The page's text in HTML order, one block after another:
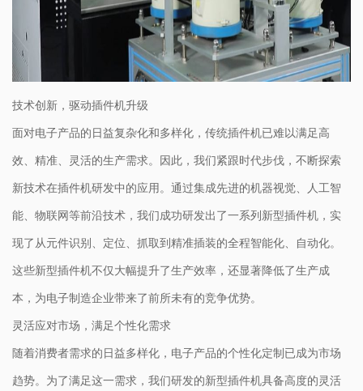
技术创新，驱动插件机升级
面对电子产品的日益复杂化和多样化，传统插件机已难以满足高
效、精准、灵活的生产需求。因此，我们紧跟时代步伐，不断探索
新技术在插件机研发中的应用。通过集成先进的机器视觉、人工智
能、物联网等前沿技术，我们成功研发出了一系列新型插件机，实
现了从元件识别、定位、抓取到精准插装的全程智能化、自动化。
这些新型插件机不仅大幅提升了生产效率，还显著降低了生产成
本，为电子制造企业带来了前所未有的竞争优势。
灵活应对市场，满足个性化需求
随着消费者需求的日益多样化，电子产品的个性化定制已成为市场
趋势。为了满足这一需求，我们研发的新型插件机具备高度的灵活